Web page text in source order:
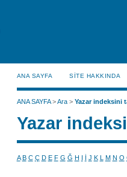
ANA SAYFA SİTE HAKKINDA
ANA SAYFA>Ara> Yazar indeksini
Yazar
A B C Ç D E F G Ğ H I İ J K L M N O